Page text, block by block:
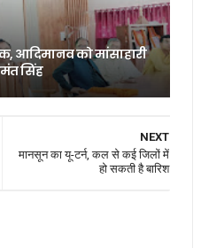
आदिमानव को मांसाहारी
सिंह
NEXT
मानसून का यू-टर्न, कल से कई जिलों में
हो सकती है बारिश